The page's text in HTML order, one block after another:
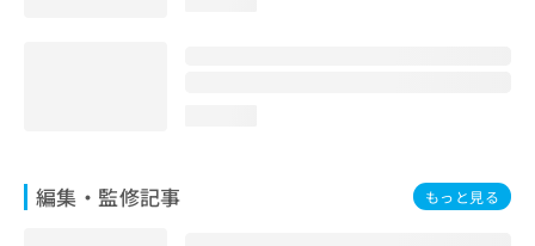
編集・監修記事 もっと見る